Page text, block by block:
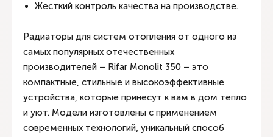
Жесткий контроль качества на производстве.
Радиаторы для систем отопления от одного из
самых популярных отечественных
производителей – Rifar Monolit 350 – это
компактные, стильные и высокоэффективные
устройства, которые принесут к вам в дом тепло
и уют. Модели изготовлены с применением
современных технологий, уникальный способ